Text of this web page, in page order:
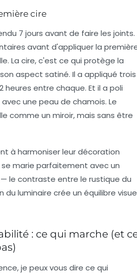
cire
7 jours avant de faire les joints.
avant d'appliquer la
La cire, c'est ce qui protège la
aspect satiné. Il a appliqué trois
heures entre chaque. Et il a poli
une peau de chamois. Le
comme un miroir, mais sans être
à harmoniser leurdécoration
marie parfaitement avec un
— le contraste entre le rustique du
luminaire crée un équilibre
: ce qui marche (et
je peux vous dire ce qui